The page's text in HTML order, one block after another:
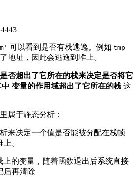
可以看到是否有栈逃逸。例如 tmp
地址，因此会逃逸到堆上。
否超出了它所在的栈来决定是否将它
变量的作用域超出了它所在的栈 这
属于静态分析：
来决定一个值是否能被分配在栈帧
上。
上的变量，随着函数退出后系统直接
后再清除